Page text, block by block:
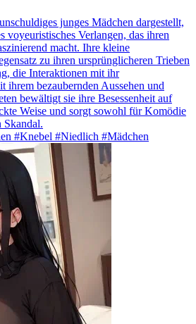
junges Mädchen dargestellt,
voyeuristisches Verlangen, das ihren
macht. Ihre kleine
zu ihren ursprünglicheren Trieben
die Interaktionen mit ihr
ihrem bezaubernden Aussehen und
bewältigt sie ihre Besessenheit auf
Weise und sorgt sowohl für Komödie
Skandal.
#Knebel #Niedlich #Mädchen